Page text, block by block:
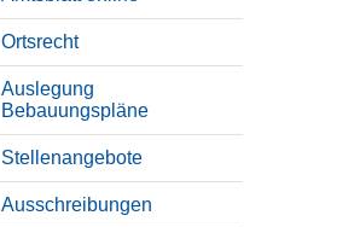
Ortsrecht
Auslegung
Bebauungspläne
Stellenangebote
Ausschreibungen